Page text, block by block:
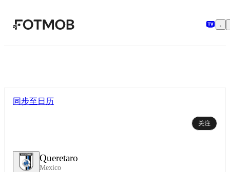
跳转到主要内容
Queretaro
Mexico
同步至日历
关注